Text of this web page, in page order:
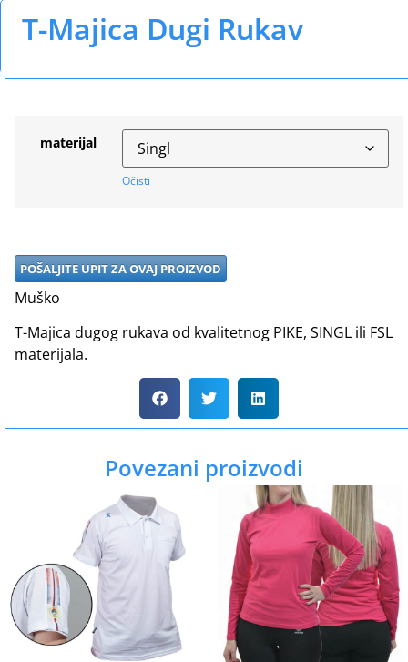
T-Majica Dugi Rukav
materijal
Očisti
POŠALJITE UPIT ZA OVAJ PROIZVOD
Muško
T-Majica dugog rukava od kvalitetnog PIKE, SINGL ili FSL
materijala.
Povezani proizvodi